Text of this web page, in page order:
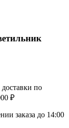
по
₽
заказа до 14:00